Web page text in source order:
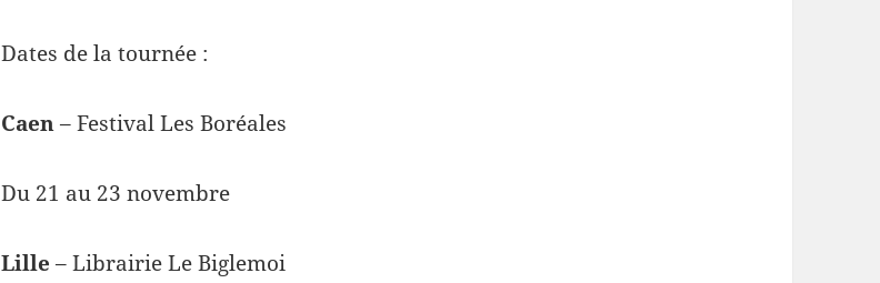
Dates de la tournée :
Caen– Festival Les Boréales
Du 21 au 23 novembre
Lille– Librairie Le Biglemoi